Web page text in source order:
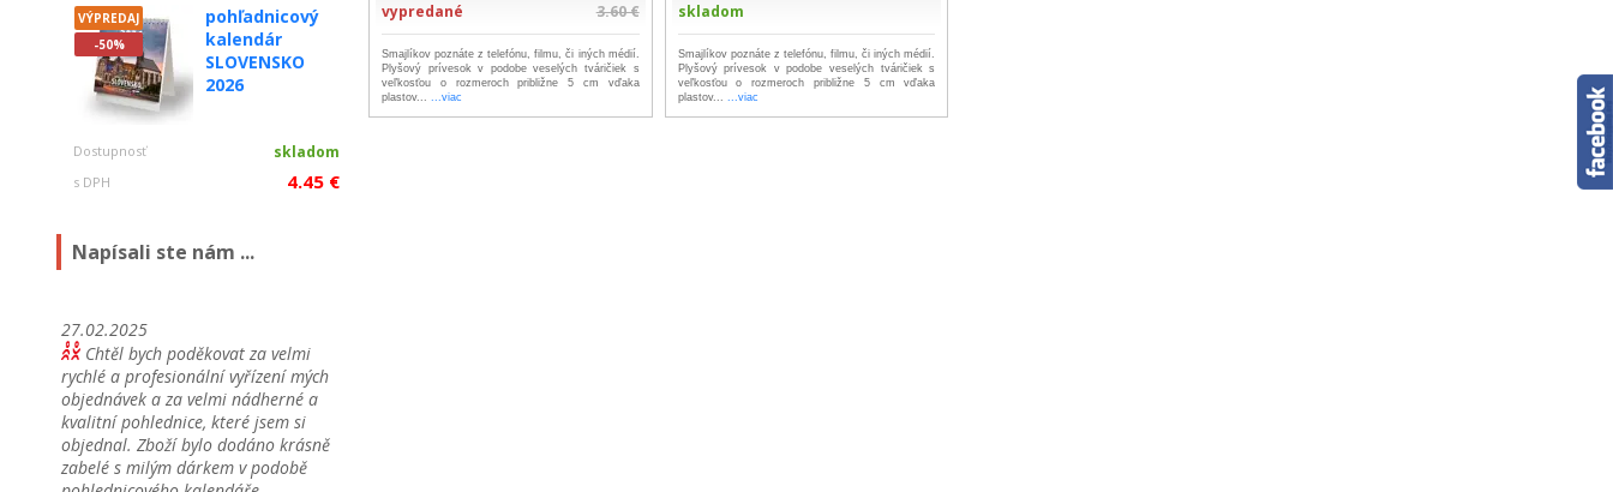
VÝPREDAJ
-50%
pohľadnicový
kalendár
SLOVENSKO
2026
Dostupnosť skladom
s DPH 4.45 €
Napísali ste nám ...
27.02.2025
Chtěl bych poděkovat za velmi
rychlé a profesionální vyřízení mých
objednávek a za velmi nádherné a
kvalitní pohlednice, které jsem si
objednal. Zboží bylo dodáno krásně
zabelé s milým dárkem v podobě
vypredané 3.60 €
Smajlíkov poznáte z telefónu, filmu, či iných médií.
Plyšový prívesok v podobe veselých tváričiek s
veľkosťou o rozmeroch približne 5 cm vďaka
plastov... ...viac
skladom
Smajlíkov poznáte z telefónu, filmu, či iných médií.
Plyšový prívesok v podobe veselých tváričiek s
veľkosťou o rozmeroch približne 5 cm vďaka
plastov... ...viac